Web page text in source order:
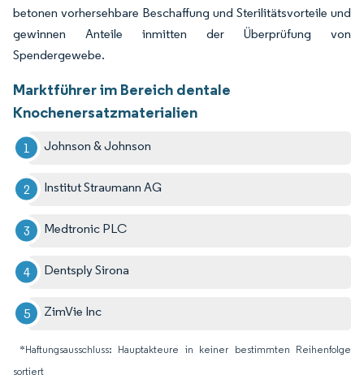
betonen vorhersehbare Beschaffung und Sterilitätsvorteile und
gewinnen Anteile inmitten der Überprüfung von
Spendergewebe.
Marktführer im Bereich dentale
Knochenersatzmaterialien
Johnson & Johnson
Institut Straumann AG
Medtronic PLC
Dentsply Sirona
ZimVie Inc
*Haftungsausschluss: Hauptakteure in keiner bestimmten Reihenfolge
sortiert